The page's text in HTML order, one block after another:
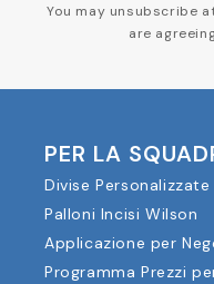
You may unsubscribe
are
PER LA
Divise Personalizzate
Palloni Incisi Wilson
Applicazione per
Programma Prezzi